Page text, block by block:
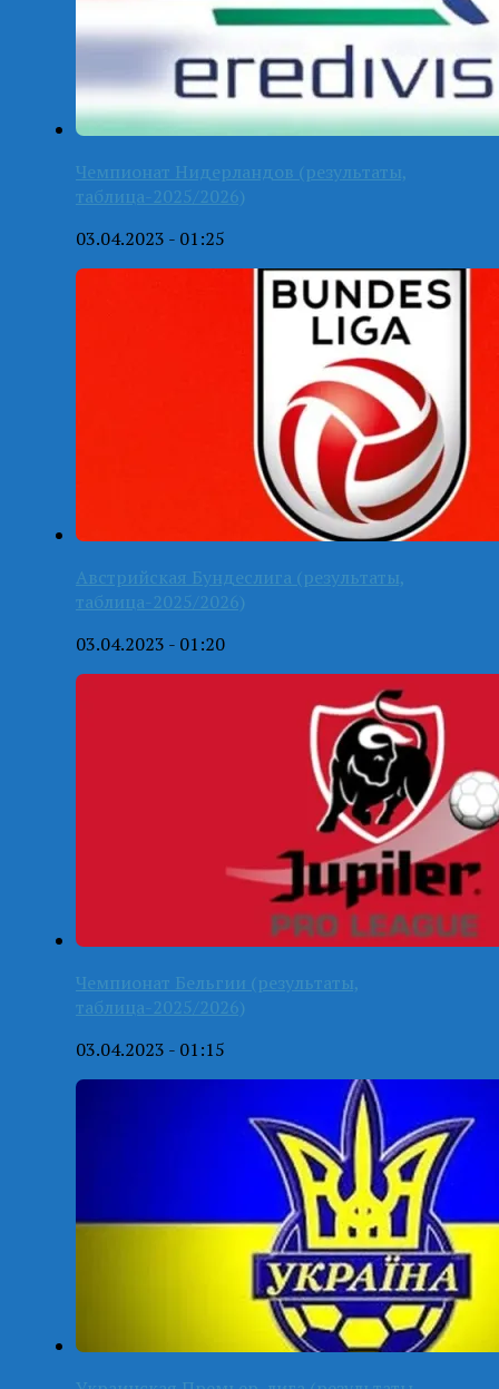
Чемпионат Нидерландов (результаты,
таблица-2025/2026)
03.04.2023 - 01:25
Австрийская Бундеслига (результаты,
таблица-2025/2026)
03.04.2023 - 01:20
Чемпионат Бельгии (результаты,
таблица-2025/2026)
03.04.2023 - 01:15